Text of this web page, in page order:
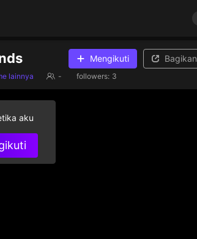
Mengikuti Bagikan
lainnya - followers: 3
aku